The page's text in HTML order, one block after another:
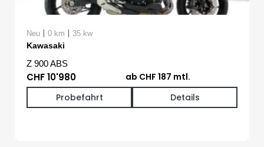
Neu | 0 km | 35 kw
Kawasaki
Z 900 ABS
CHF 10'980
ab CHF 187 mtl.
Probefahrt
Details